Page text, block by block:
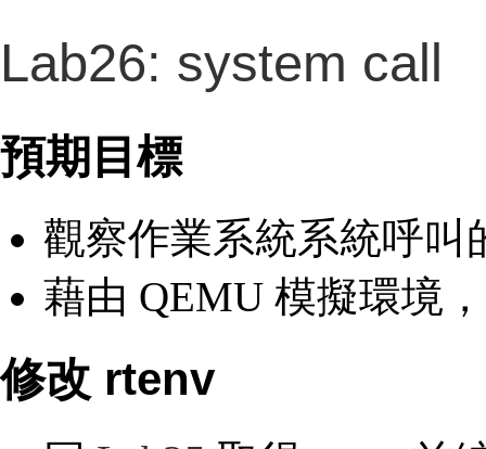
Lab26: system call
預期目標
觀察作業系統系統呼叫
藉由 QEMU 模擬環境
修改 rtenv